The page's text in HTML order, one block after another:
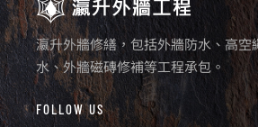
瀛升外牆修繕，包括外牆防水、高空
水、外牆磁磚修補等工程承包。
FOLLOW US